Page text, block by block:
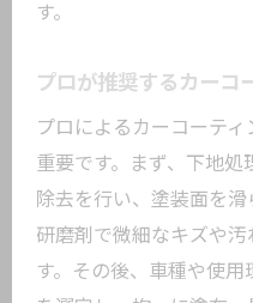
す。
プロが推奨するカーコ
プロによるカーコーテ
重要です。まず、下地
除去を行い、塗装面を
研磨剤で微細なキズや
す。その後、車種や使用